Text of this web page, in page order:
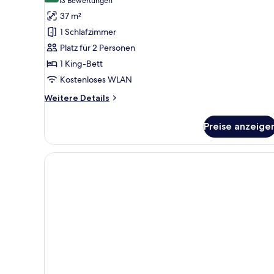
Junior-
Suite,
1 King-
Bett
anzeigen
Bewertungen)
37 m²
1 Schlafzimmer
Platz für 2 Personen
1 King-Bett
Kostenloses WLAN
Weitere Details
Weitere
Suite,
1 King-
Bett
Preise